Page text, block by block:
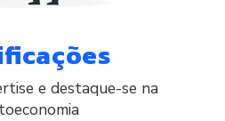
e destaque-se na